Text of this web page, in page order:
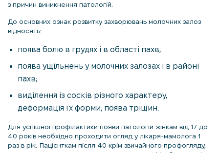
з причин виникнення патологій.
До основних ознак розвитку захворювань молочних залоз
відносять:
поява болю в грудях і в області пахв;
поява ущільнень у молочних залозах і в районі
пахв;
виділення із сосків різного характеру,
деформація їх форми, поява тріщин.
Для успішної профілактики появи патологій жінкам від 17 до
40 років необхідно проходити огляд у лікаря-мамолога 1
раз в рік. Пацієнткам після 40 крім звичайного профогляду,